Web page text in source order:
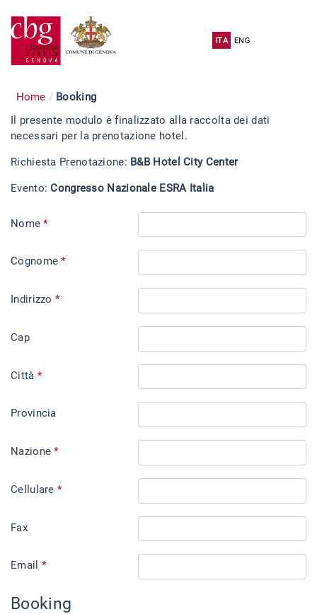
ITA ENG
Home
Booking
Il presente modulo è finalizzato alla raccolta dei dati
necessari per la prenotazione hotel.
Richiesta Prenotazione: B&B Hotel City Center
Evento:Congresso Nazionale ESRA Italia
Nome *
Cognome *
Indirizzo *
Cap
Città *
Provincia
Nazione *
Cellulare *
Fax
Email *
Booking